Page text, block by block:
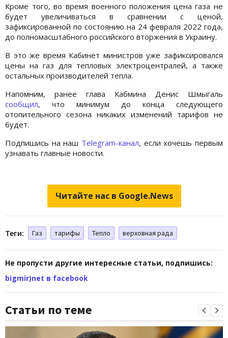
Кроме того, во время военного положения цена газа не
будет увеличиваться в сравнении с ценой,
зафиксированной по состоянию на 24 февраля 2022 года,
до полномасштабного российского вторжения в Украину.
В это же время Кабинет министров уже зафиксировался
цены на газ для тепловых электроцентралей, а также
остальных производителей тепла.
Напомним, ранее глава Кабмина Денис Шмыгаль
сообщил, что минимум до конца следующего
отопительного сезона никаких изменений тарифов не
будет.
Подпишись на наш Telegram-канал, если хочешь первым
узнавать главные новости.
Читайте нас в Google.News
Теги: Газ тарифы Тепло верховная рада
Не пропусти другие интересные статьи, подпишись:
bigmir)net в facebook
Статьи по теме